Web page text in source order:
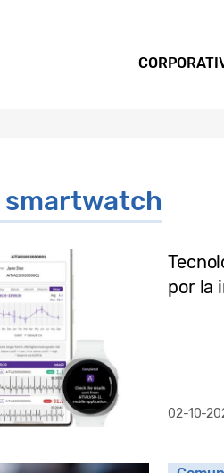
smartwatch
por la
02-10-